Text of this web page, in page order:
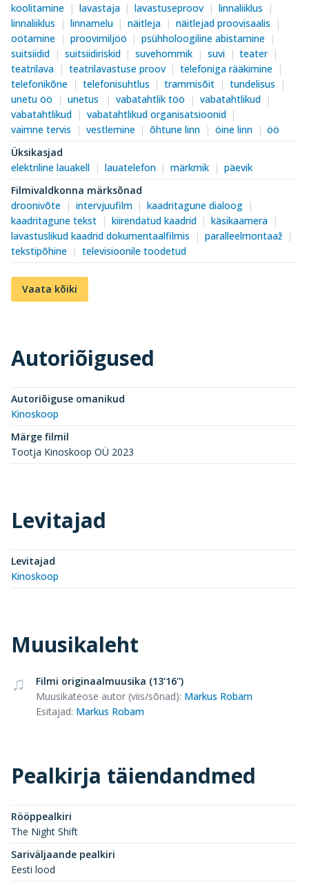
koolitamine
lavastaja lavastuseproov
linnaliiklus
linnaliiklus
linnamelu näitleja
näitlejad proovisaalis
ootamine
proovimiljöö
psühholoogiline abistamine
suitsiidid
suitsiidiriskid suvehommik suvi
teater
teatrilava
teatrilavastuse proov
telefoniga rääkimine
telefonikõne
telefonisuhtlus trammisõit
tundelisus
unetu öö
unetus vabatahtlik töö
vabatahtlikud
vabatahtlikud
vabatahtlikud organisatsioonid
vaimne tervis
vestlemine õhtune linn öine linn
öö
Üksikasjad
elektriline lauakell
lauatelefon märkmik
päevik
Filmivaldkonna märksõnad
droonivõte
intervjuufilm
kaadritagune dialoog
kaadritagune tekst
kiirendatud kaadrid
käsikaamera
lavastuslikud kaadrid dokumentaalfilmis
paralleelmontaaž
tekstipõhine
televisioonile toodetud
Vaata kõiki
Autoriõigused
Autoriõiguse omanikud
Kinoskoop
Märge filmil
Tootja Kinoskoop OÜ 2023
Levitajad
Levitajad
Kinoskoop
Muusikaleht
Filmi originaalmuusika (13'16'')
Muusikateose autor (viis/sõnad): Markus Robam
Esitajad: Markus Robam
Pealkirja täiendandmed
Rööppealkiri
The Night Shift
Sariväljaande pealkiri
Eesti lood